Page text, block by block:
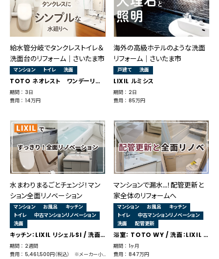
給水管分岐でタンクレストイレ＆
洗面台のリフォーム｜さいたま市
マンション トイレ 洗面
TOTO ネオレスト ワンデーリモデル コーナータイプ・LIXIL ルミシス
期間 ： 3日
費用 ： 14万円
海外の高級ホテルのような洗面
リフォーム｜さいたま市
戸建て 洗面
LIXIL ルミシス
期間 ： 2日
費用 ： 85万円
水まわりまるごとチェンジ！マン
ション全面リノベーション
マンション お風呂
キッチン
トイレ
中古マンションリノベーション
洗面
キッチン：LIXIL リシェルSI / 洗面：LIXIL ルミシス / 浴室：LIXIL リノビオ / トイレ：LIXIL リフォレ
期間 ： 2週間
費用 ： 5,461,500円（税込） ※メーカー小売価格 4,176,524円（キッチン：1,932,700円＋浴室：1,421,024円＋洗面：525,800円＋トイレ：297,000円）
マンションで漏水…！配管更新と
家全体のリフォームへ
マンション お風呂
キッチン
トイレ
中古マンションリノベーション
洗面
配管更新
浴室： TOTO WY / 洗面：LIXIL ルミシス / トイレ：TOTO GG1 / キッチン：LIXIL アレスタ
期間 ： 1ヶ月
費用 ： 847万円